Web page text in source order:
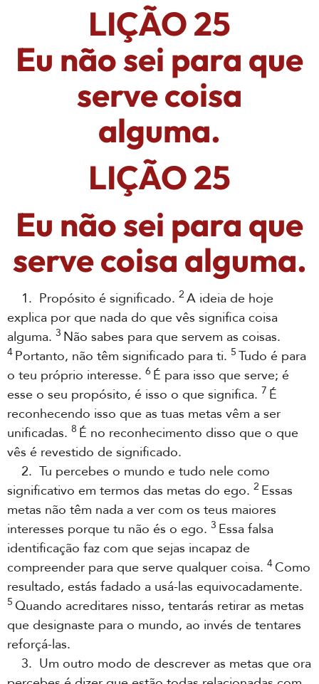
LIÇÃO 25
Eu não sei para que
serve coisa
alguma.
LIÇÃO 25
Eu não sei para que
serve coisa alguma.
1. Propósito é significado. 2 A ideia de hoje
explica por que nada do que vês significa coisa
alguma. 3 Não sabes para que servem as coisas.
4 Portanto, não têm significado para ti. 5 Tudo é para
o teu próprio interesse. 6 É para isso que serve; é
esse o seu propósito, é isso o que significa. 7 É
reconhecendo isso que as tuas metas vêm a ser
unificadas. 8 É no reconhecimento disso que o que
vês é revestido de significado.
2. Tu percebes o mundo e tudo nele como
significativo em termos das metas do ego. 2 Essas
metas não têm nada a ver com os teus maiores
interesses porque tu não és o ego. 3 Essa falsa
identificação faz com que sejas incapaz de
compreender para que serve qualquer coisa. 4Como
resultado, estás fadado a usá-las equivocadamente.
5 Quando acreditares nisso, tentarás retirar as metas
que designaste para o mundo, ao invés de tentares
reforçá-las.
3. Um outro modo de descrever as metas que ora